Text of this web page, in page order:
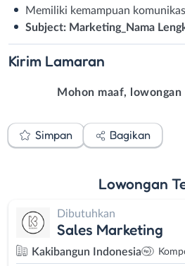
Memiliki kemampuan
Subject: Marketing_Nama
Kirim Lamaran
Mohon maaf,
Simpan Bagikan
Lowongan
Dibutuhkan
Sales Marketing
Kakibangun Indonesia